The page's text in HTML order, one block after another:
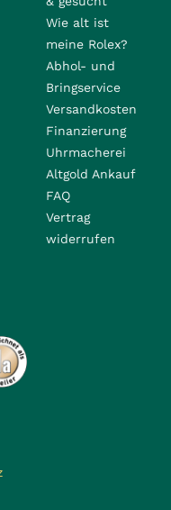
Wie alt ist
meine Rolex?
Abhol- und
Bringservice
Versandkosten
Finanzierung
Uhrmacherei
Altgold Ankauf
FAQ
Vertrag
widerrufen